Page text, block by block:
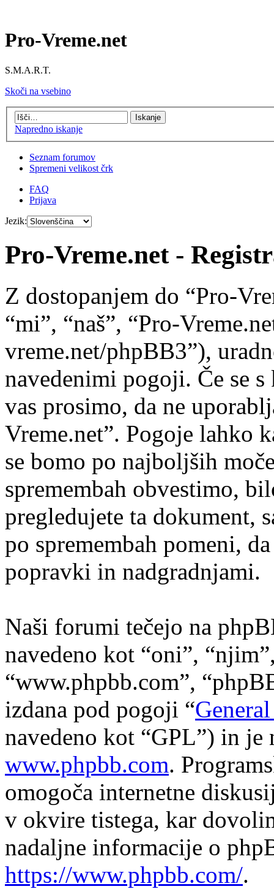
Pro-Vreme.net
S.M.A.R.T.
Skoči na vsebino
Napredno iskanje
Seznam forumov
Spremeni velikost črk
FAQ
Prijava
Jezik:
Pro-Vreme.net -
Z dostopanjem do “Pro-
“mi”, “naš”, “Pro-
vreme.net/phpBB3”),
navedenimi pogoji. Če se
vas prosimo, da ne
Vreme.net”. Pogoje lahko
se bomo po najboljših
spremembah obvestimo,
pregledujete ta dokument,
po spremembah pomeni,
popravki in nadgradnjami.
Naši forumi tečejo na
navedeno kot “oni”,
“www.phpbb.com”,
izdana pod pogoji “
navedeno kot “GPL”) in
www.phpbb.com.
omogoča internetne
v okvire tistega, kar
nadaljne informacije o
https://www.phpbb.com/.